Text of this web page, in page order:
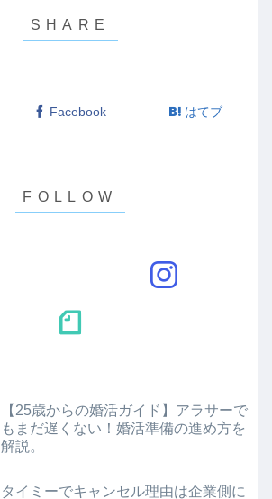
Facebook はてブ
【25歳からの婚活ガイド】アラサーで
もまだ遅くない！婚活準備の進め方を
解説。
タイミーでキャンセル理由は企業側に